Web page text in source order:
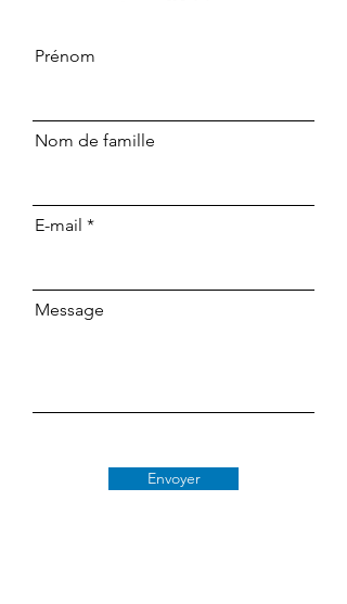
Prénom
Nom de famille
E-mail
Message
Envoyer